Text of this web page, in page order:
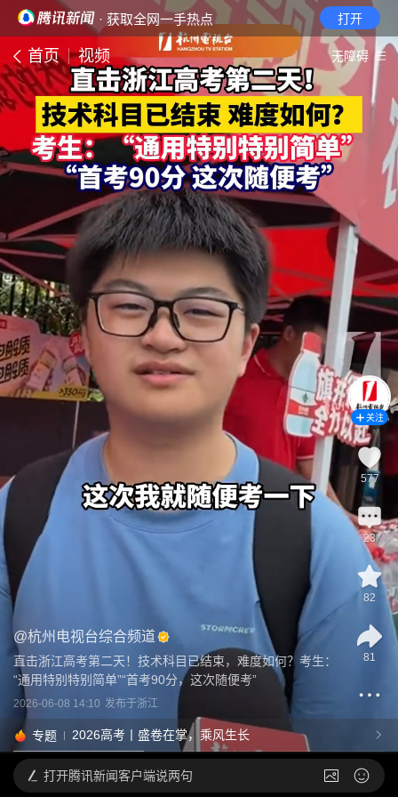
· 获取全网一手热点 打开
首页 视频 无障碍
@杭州电视台综合频道
直击浙江高考第二天！技术科目已结束，难度如何？考生：
“通用特别特别简单”“首考90分，这次随便考”
2026-06-08 14:10 发布于浙江
专题 2026高考丨盛卷在掌，乘风生长
关注
577
23
82
81
打开腾讯新闻客户端说两句